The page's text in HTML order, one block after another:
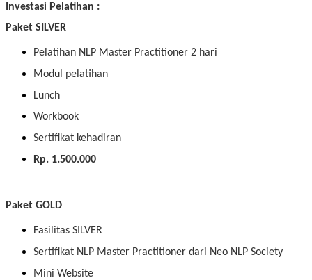
Investasi Pelatihan :
Paket SILVER
Pelatihan NLP Master Practitioner 2 hari
Modul pelatihan
Lunch
Workbook
Sertifikat kehadiran
Rp. 1.500.000
Paket GOLD
Fasilitas SILVER
Sertifikat NLP Master Practitioner dari Neo NLP Society
Mini Website